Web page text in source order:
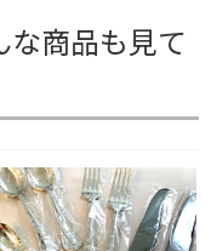
な商品も見て